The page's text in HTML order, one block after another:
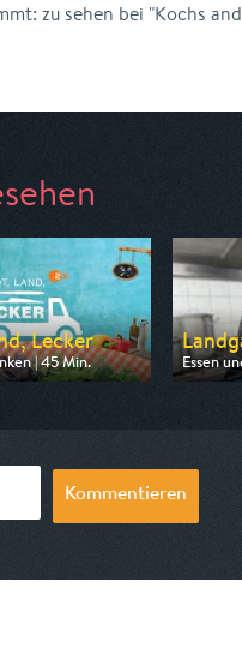
zu sehen bei "Kochs
Lecker
| 45 Min.
ZDF neo
Essen
Kommentieren